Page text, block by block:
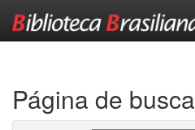
Página de busca